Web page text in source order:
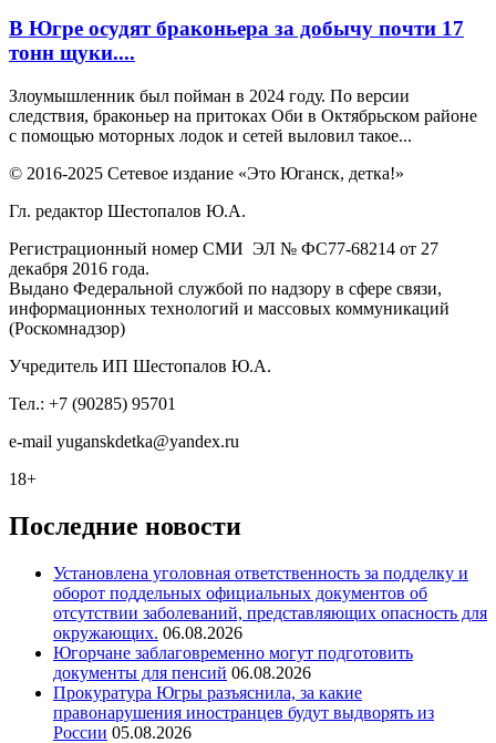
В Югре осудят браконьера за добычу почти 17
тонн щуки....
Злоумышленник был пойман в 2024 году. По версии
следствия, браконьер на притоках Оби в Октябрьском районе
с помощью моторных лодок и сетей выловил такое...
© 2016-2025 Сетевое издание «Это Юганск, детка!»
Гл. редактор Шестопалов Ю.А.
Регистрационный номер СМИ ЭЛ № ФС77-68214 от 27
декабря 2016 года.
Выдано Федеральной службой по надзору в сфере связи,
информационных технологий и массовых коммуникаций
(Роскомнадзор)
Учредитель ИП Шестопалов Ю.А.
Тел.: +7 (90285) 95701
e-mail yuganskdetka@yandex.ru
18+
Последние новости
Установлена уголовная ответственность за подделку и
оборот поддельных официальных документов об
отсутствии заболеваний, представляющих опасность для
окружающих. 06.08.2026
Югорчане заблаговременно могут подготовить
документы для пенсий 06.08.2026
Прокуратура Югры разъяснила, за какие
правонарушения иностранцев будут выдворять из
России 05.08.2026